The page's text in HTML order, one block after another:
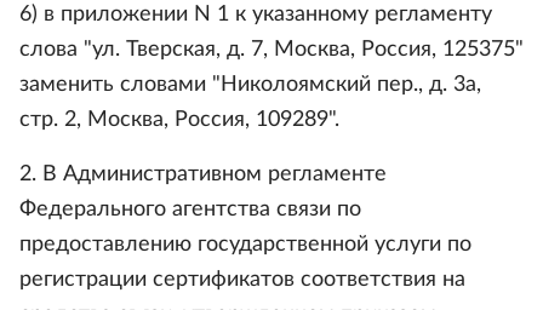
6) в приложении N 1 к указанному регламенту
слова "ул. Тверская, д. 7, Москва, Россия, 125375"
заменить словами "Николоямский пер., д. 3а,
стр. 2, Москва, Россия, 109289".
2. В Административном регламенте
Федерального агентства связи по
предоставлению государственной услуги по
регистрации сертификатов соответствия на